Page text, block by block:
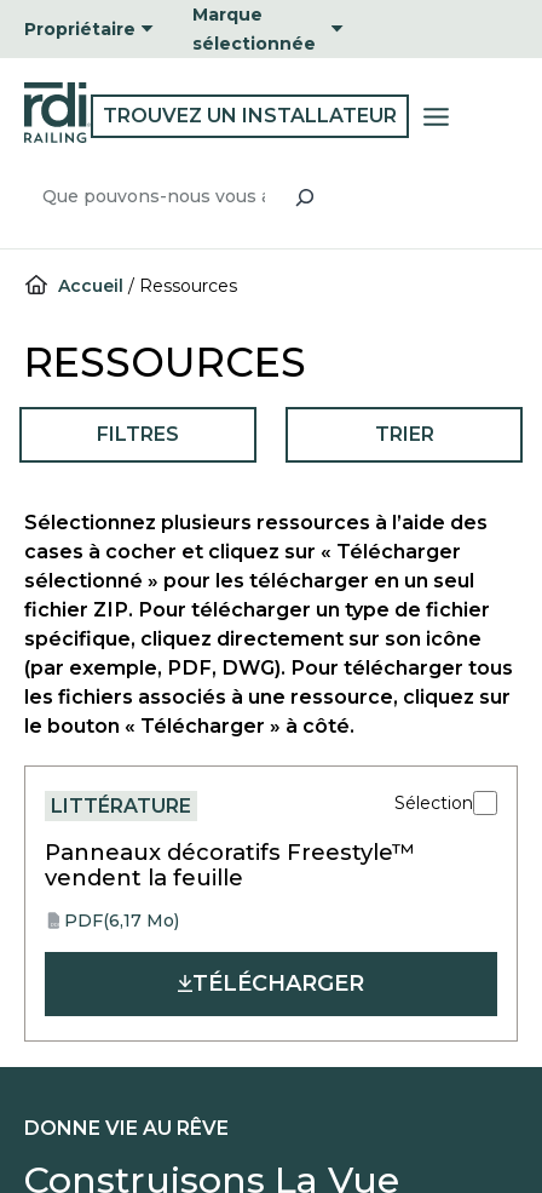
Propriétaire
Marque
sélectionnée
TROUVEZ UN INSTALLATEUR
Accueil / Ressources
RESSOURCES
FILTRES TRIER
Sélectionnez plusieurs ressources à l’aide des
cases à cocher et cliquez sur « Télécharger
sélectionné » pour les télécharger en un seul
fichier ZIP. Pour télécharger un type de fichier
spécifique, cliquez directement sur son icône
(par exemple, PDF, DWG). Pour télécharger tous
les fichiers associés à une ressource, cliquez sur
le bouton « Télécharger » à côté.
LITTÉRATURE Sélection
Panneaux décoratifs Freestyle™
vendent la feuille
PDF PDF(6,17 Mo)
opens
in
TÉLÉCHARGER
DONNE VIE AU RÊVE
Construisons La Vue